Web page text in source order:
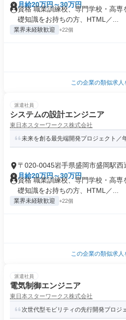
月給20万円～30万円
資格 職業訓練校、専門学校・高
礎知識をお持ちの方、HTML／...
業界未経験歓迎 +22個
この企業の類似求人
派遣社員
システムの設計エンジニア
東日本スターワークス株式会社
未来を創る最先端開発プロジェクト／
〒020-0045岩手県盛岡市盛岡駅西
月給20万円～30万円
資格 職業訓練校、専門学校・高
礎知識をお持ちの方、HTML／...
業界未経験歓迎 +22個
この企業の類似求人
派遣社員
電気制御エンジニア
東日本スターワークス株式会社
次世代型モビリティの先行開発プロジ